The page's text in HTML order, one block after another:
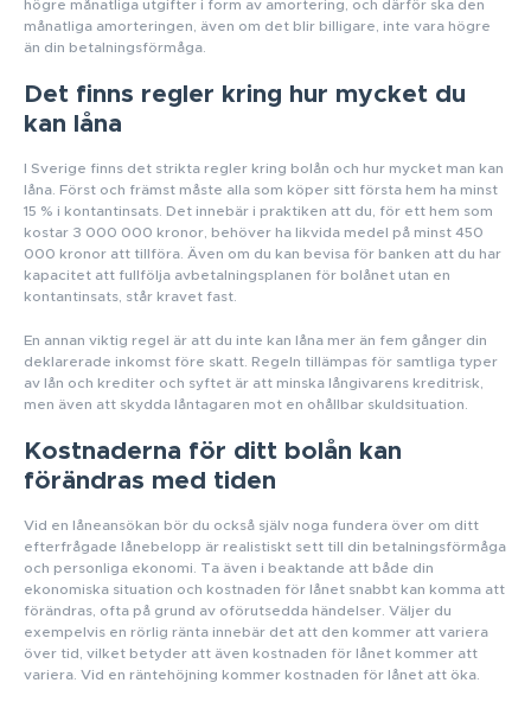
högre månatliga utgifter i form av amortering, och därför ska den
månatliga amorteringen, även om det blir billigare, inte vara högre
än din betalningsförmåga.
Det finns regler kring hur mycket du
kan låna
I Sverige finns det strikta regler kring bolån och hur mycket man kan
låna. Först och främst måste alla som köper sitt första hem ha minst
15 % i kontantinsats. Det innebär i praktiken att du, för ett hem som
kostar 3 000 000 kronor, behöver ha likvida medel på minst 450
000 kronor att tillföra. Även om du kan bevisa för banken att du har
kapacitet att fullfölja avbetalningsplanen för bolånet utan en
kontantinsats, står kravet fast.
En annan viktig regel är att du inte kan låna mer än fem gånger din
deklarerade inkomst före skatt. Regeln tillämpas för samtliga typer
av lån och krediter och syftet är att minska långivarens kreditrisk,
men även att skydda låntagaren mot en ohållbar skuldsituation.
Kostnaderna för ditt bolån kan
förändras med tiden
Vid en låneansökan bör du också själv noga fundera över om ditt
efterfrågade lånebelopp är realistiskt sett till din betalningsförmåga
och personliga ekonomi. Ta även i beaktande att både din
ekonomiska situation och kostnaden för lånet snabbt kan komma att
förändras, ofta på grund av oförutsedda händelser. Väljer du
exempelvis en rörlig ränta innebär det att den kommer att variera
över tid, vilket betyder att även kostnaden för lånet kommer att
variera. Vid en räntehöjning kommer kostnaden för lånet att öka.